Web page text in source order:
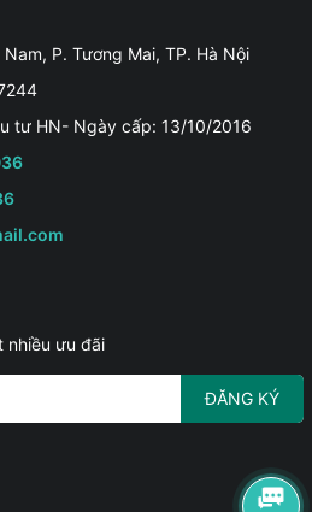
P. Tương Mai, TP. Hà Nội
tư HN- Ngày cấp: 13/10/2016
ưu đãi
ĐĂNG KÝ